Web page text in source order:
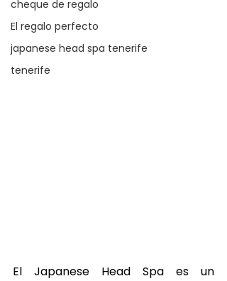
cheque de regalo
El regalo perfecto
japanese head spa tenerife
tenerife
El Japanese Head Spa es un